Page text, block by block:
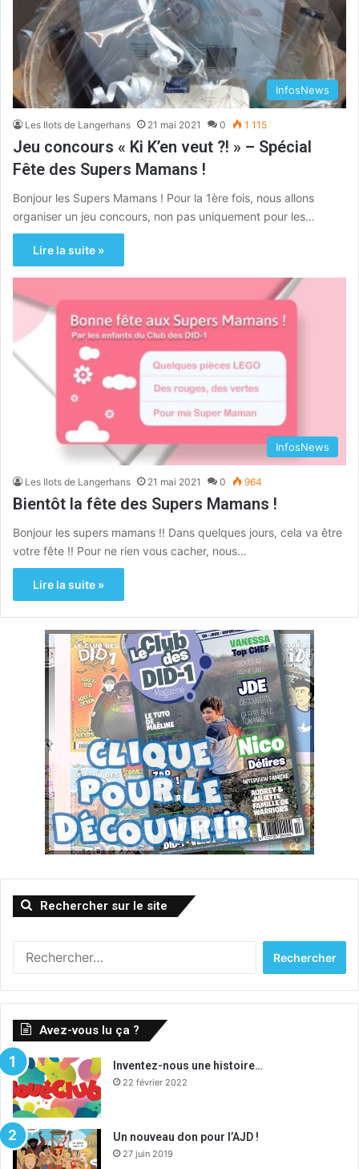
InfosNews
Les Ilots de Langerhans 21 mai 2021 0 1 115
Jeu concours « Ki K’en veut ?! » – Spécial
Fête des Supers Mamans !
Bonjour les Supers Mamans ! Pour la 1ère fois, nous allons
organiser un jeu concours, non pas uniquement pour les…
Lire la suite »
InfosNews
Les Ilots de Langerhans 21 mai 2021 0 964
Bientôt la fête des Supers Mamans !
Bonjour les supers mamans !! Dans quelques jours, cela va être
votre fête !! Pour ne rien vous cacher, nous…
Lire la suite »
Rechercher sur le site
h
h
:
Avez-vous lu ça ?
Inventez-nous une histoire…
22 février 2022
Un nouveau don pour l’AJD !
27 juin 2019